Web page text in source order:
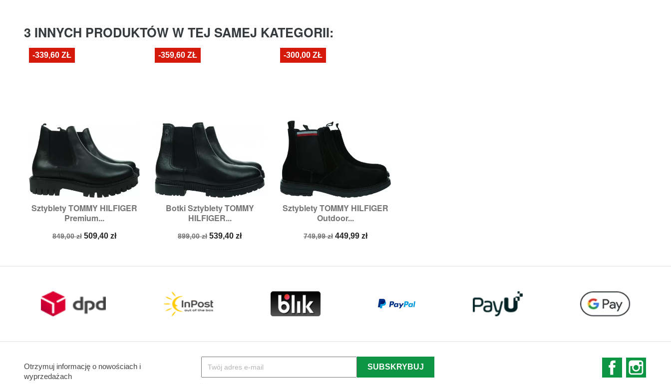
3 INNYCH PRODUKTÓW W TEJ SAMEJ KATEGORII:
Sztyblety TOMMY HILFIGER
Premium...
Cena
849,00 zł Cena
509,40 zł
Szybki podgląd
Rozmiary:45
-339,60 ZŁ
Botki Sztyblety TOMMY
HILFIGER...
Cena
899,00 zł Cena
539,40 zł
 Szybki podgląd
Rozmiary:42,44
-359,60 ZŁ
Sztyblety TOMMY HILFIGER
Outdoor...
Cena
749,99 zł Cena
449,99 zł
Szybki podgląd
Rozmiary:44,
-300,00 ZŁ
Otrzymuj informację o nowościach i
wyprzedażach
Facebook